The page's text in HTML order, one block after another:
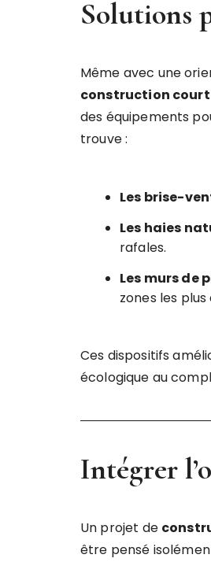
Solutions
Même avec une
construction court
des équipements
trouve :
Les brise-
Les haies
rafales.
Les murs de
zones les plus
Ces dispositifs
écologique au
Intégrer
Un projet de
être pensé